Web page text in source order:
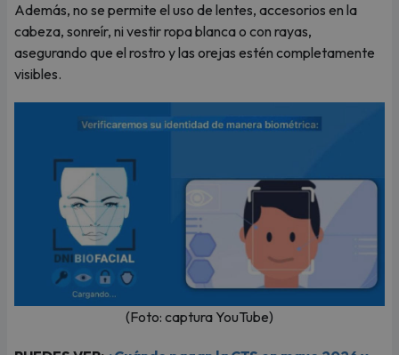
Además, no se permite el uso de lentes, accesorios en la
cabeza, sonreír, ni vestir ropa blanca o con rayas,
asegurando que el rostro y las orejas estén completamente
visibles.
(Foto: captura YouTube)